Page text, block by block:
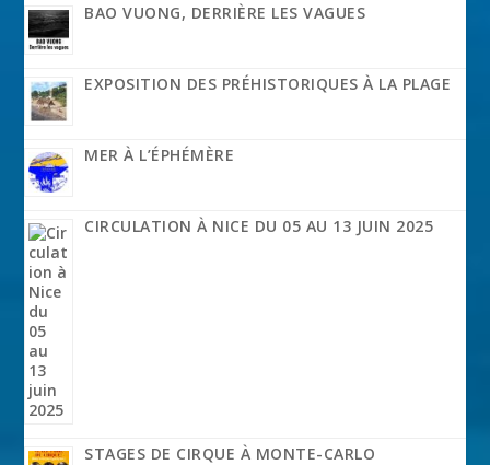
BAO VUONG, DERRIÈRE LES VAGUES
EXPOSITION DES PRÉHISTORIQUES À LA PLAGE
MER À L’ÉPHÉMÈRE
CIRCULATION À NICE DU 05 AU 13 JUIN 2025
STAGES DE CIRQUE À MONTE-CARLO